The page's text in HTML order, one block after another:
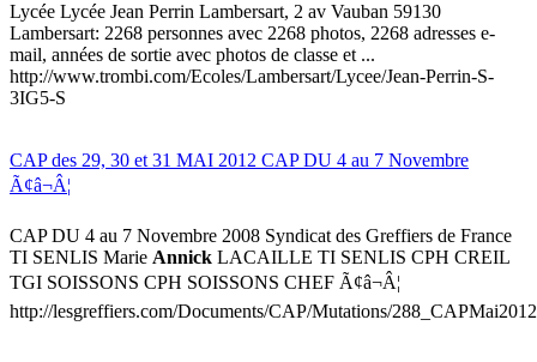
Lycée Lycée Jean Perrin Lambersart, 2 av Vauban 59130
Lambersart: 2268 personnes avec 2268 photos, 2268 adresses e-
mail, années de sortie avec photos de classe et ...
http://www.trombi.com/Ecoles/Lambersart/Lycee/Jean-Perrin-S-
3IG5-S
CAP des 29, 30 et 31 MAI 2012 CAP DU 4 au 7 Novembre
Ã¢â¬Â¦
CAP DU 4 au 7 Novembre 2008 Syndicat des Greffiers de France
TI SENLIS Marie Annick LACAILLE TI SENLIS CPH CREIL
TGI SOISSONS CPH SOISSONS CHEF Ã¢â¬Â¦
http://lesgreffiers.com/Documents/CAP/Mutations/